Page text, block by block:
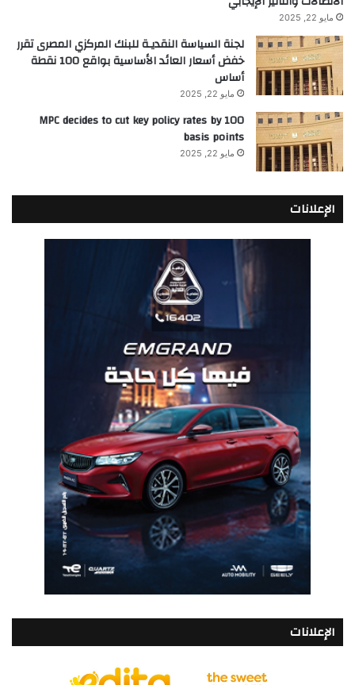
مايو 22, 2025
لجنة السياسة النقديـة للبنك المركزي المصرى تقرر
خفض أسعار العائد الأساسية بواقع 100 نقطة
أساس
مايو 22, 2025
MPC decides to cut key policy rates by 100
basis points
مايو 22, 2025
الإعلانات
الإعلانات